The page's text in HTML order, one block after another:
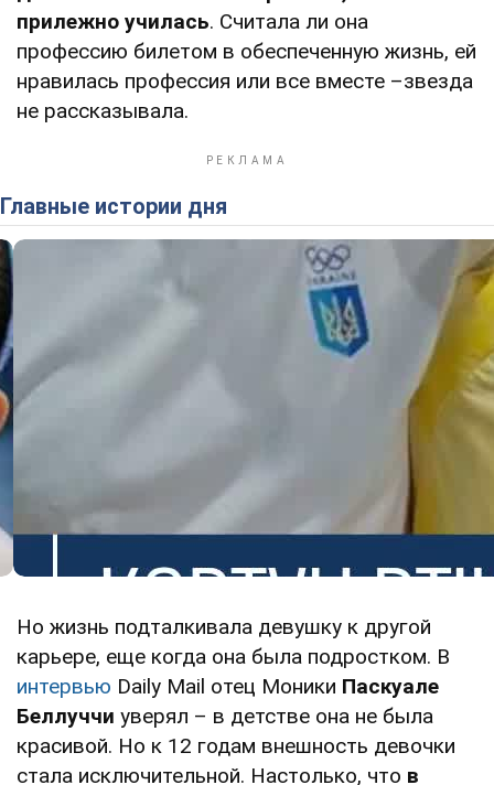
прилежно училась. Считала ли она
профессию билетом в обеспеченную жизнь, ей
нравилась профессия или все вместе –звезда
не рассказывала.
Главные истории дня
Но жизнь подталкивала девушку к другой
карьере, еще когда она была подростком. В
интервью Daily Mail отец Моники Паскуале
Беллуччи уверял – в детстве она не была
красивой. Но к 12 годам внешность девочки
стала исключительной. Настолько, что в